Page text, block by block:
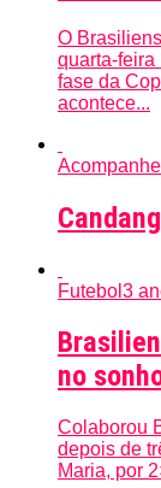
O
quarta-feira
fase da
acontece...
Futebol 3
no
Colaborou
depois de
Maria, por